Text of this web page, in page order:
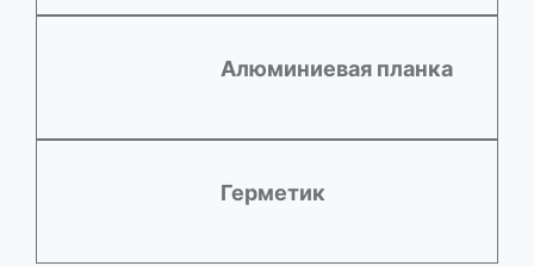
Алюминиевая планка
Герметик